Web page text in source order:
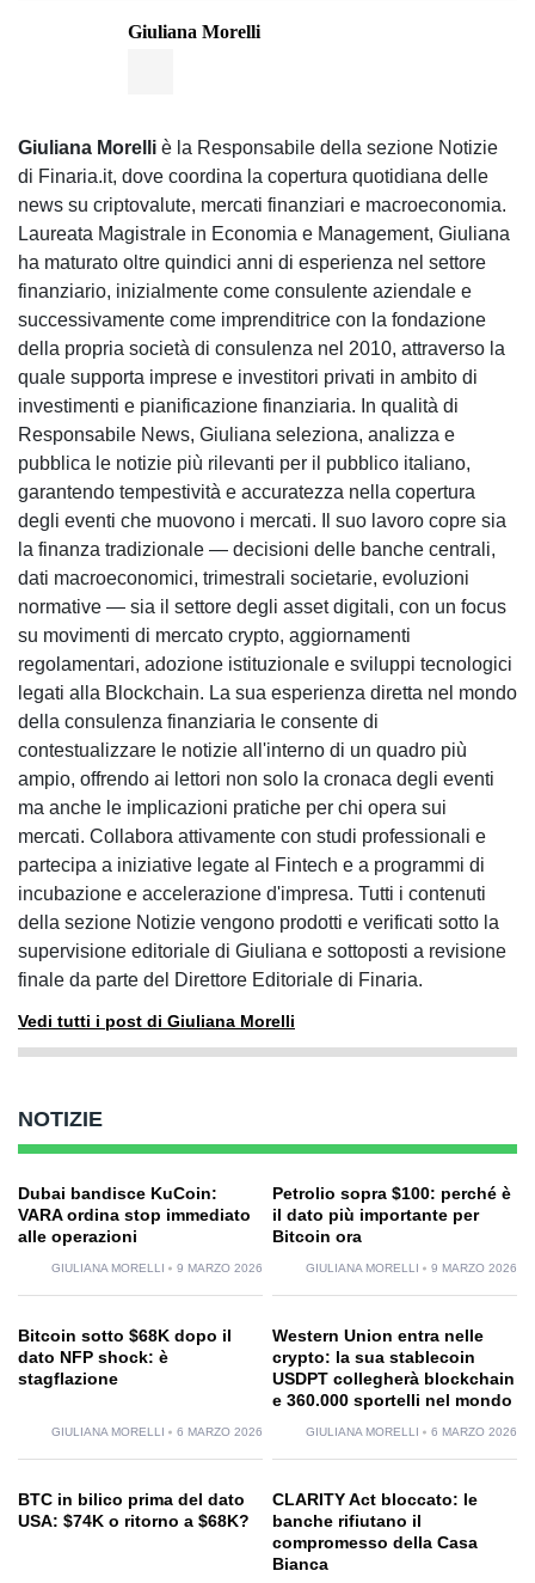
Giuliana Morelli
Giuliana Morelli è la Responsabile della sezione Notizie
di Finaria.it, dove coordina la copertura quotidiana delle
news su criptovalute, mercati finanziari e macroeconomia.
Laureata Magistrale in Economia e Management, Giuliana
ha maturato oltre quindici anni di esperienza nel settore
finanziario, inizialmente come consulente aziendale e
successivamente come imprenditrice con la fondazione
della propria società di consulenza nel 2010, attraverso la
quale supporta imprese e investitori privati in ambito di
investimenti e pianificazione finanziaria. In qualità di
Responsabile News, Giuliana seleziona, analizza e
pubblica le notizie più rilevanti per il pubblico italiano,
garantendo tempestività e accuratezza nella copertura
degli eventi che muovono i mercati. Il suo lavoro copre sia
la finanza tradizionale — decisioni delle banche centrali,
dati macroeconomici, trimestrali societarie, evoluzioni
normative — sia il settore degli asset digitali, con un focus
su movimenti di mercato crypto, aggiornamenti
regolamentari, adozione istituzionale e sviluppi tecnologici
legati alla Blockchain. La sua esperienza diretta nel mondo
della consulenza finanziaria le consente di
contestualizzare le notizie all'interno di un quadro più
ampio, offrendo ai lettori non solo la cronaca degli eventi
ma anche le implicazioni pratiche per chi opera sui
mercati. Collabora attivamente con studi professionali e
partecipa a iniziative legate al Fintech e a programmi di
incubazione e accelerazione d'impresa. Tutti i contenuti
della sezione Notizie vengono prodotti e verificati sotto la
supervisione editoriale di Giuliana e sottoposti a revisione
finale da parte del Direttore Editoriale di Finaria.
Vedi tutti i post di Giuliana Morelli
NOTIZIE
Dubai bandisce KuCoin:
VARA ordina stop immediato
alle operazioni
GIULIANA MORELLI 9 MARZO 2026
Petrolio sopra $100: perché è
il dato più importante per
Bitcoin ora
GIULIANA MORELLI 9 MARZO 2026
Bitcoin sotto $68K dopo il
dato NFP shock: è
stagflazione
GIULIANA MORELLI 6 MARZO 2026
Western Union entra nelle
crypto: la sua stablecoin
USDPT collegherà blockchain
e 360.000 sportelli nel mondo
GIULIANA MORELLI 6 MARZO 2026
BTC in bilico prima del dato
USA: $74K o ritorno a $68K?
CLARITY Act bloccato: le
banche rifiutano il
compromesso della Casa
Bianca